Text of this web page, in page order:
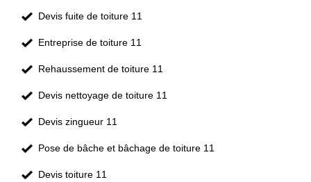
Devis fuite de toiture 11
Entreprise de toiture 11
Rehaussement de toiture 11
Devis nettoyage de toiture 11
Devis zingueur 11
Pose de bâche et bâchage de toiture 11
Devis toiture 11